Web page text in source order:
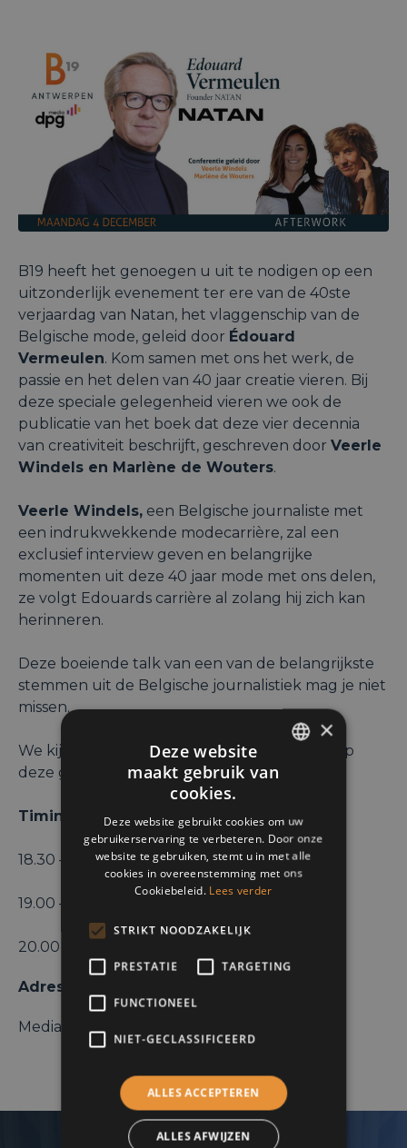
B19 heeft het genoegen u uit te nodigen op een
uitzonderlijk evenement ter ere van de 40ste
verjaardag van Natan, het vlaggenschip van de
Belgische mode, geleid door Édouard
Vermeulen. Kom samen met ons het werk, de
passie en het delen van 40 jaar creatie vieren. Bij
deze speciale gelegenheid vieren we ook de
publicatie van het boek dat deze vier decennia
van creativiteit beschrijft, geschreven door Veerle
Windels en Marlène de Wouters.
Veerle Windels, een Belgische journaliste met
een indrukwekkende modecarrière, zal een
exclusief interview geven en belangrijke
momenten uit deze 40 jaar mode met ons delen,
ze volgt Edouards carrière al zolang hij zich kan
herinneren.
Deze boeiende talk van een van de belangrijkste
stemmen uit de Belgische journalistiek mag je niet
missen.
We kijken ernaar uit om u te verwelkomen op
deze gedenkwaardige avond.
Timing :
18.30 – 19.00 : Onthaal
19.00 – 20.00 : Conferentie
20.00 – 21.00: Drink & Networking
Adresse :
Mediaplein, 1 – 2018 Antwerpen
ENGLISH
DUTCH
×
Deze website
maakt gebruik van
cookies.
Deze website gebruikt cookies om uw
gebruikerservaring te verbeteren. Door onze
website te gebruiken, stemt u in met alle
cookies in overeenstemming met ons
Cookiebeleid. Lees verder
STRIKT NOODZAKELIJK
PRESTATIE TARGETING
FUNCTIONEEL
NIET-GECLASSIFICEERD
ALLES ACCEPTEREN
ALLES AFWIJZEN